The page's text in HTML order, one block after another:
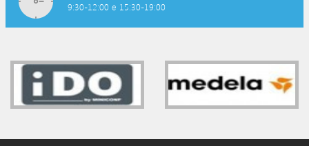
9:30-12:00 e 15:30-19:00